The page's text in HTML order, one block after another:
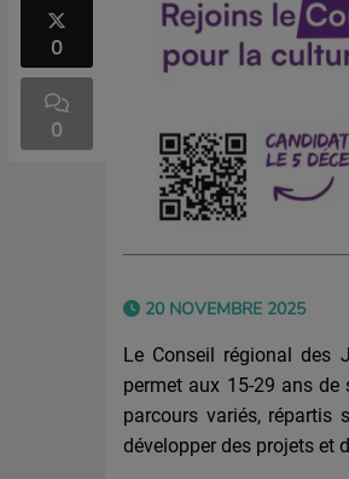
0
0
20 NOVEMBRE 2025
Le Conseil régional des
permet aux 15-29 ans de
parcours variés, répartis
développer des projets et